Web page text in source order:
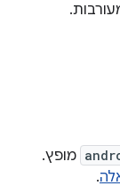
מופץ.
.